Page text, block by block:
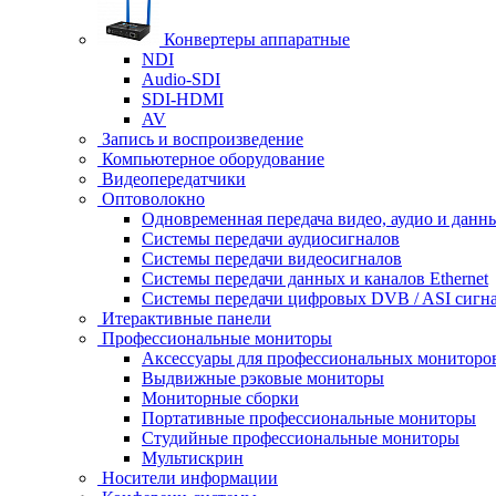
Конвертеры аппаратные
NDI
Audio-SDI
SDI-HDMI
AV
Запись и воспроизведение
Компьютерное оборудование
Видеопередатчики
Оптоволокно
Одновременная передача видео, аудио и
Системы передачи аудиосигналов
Системы передачи видеосигналов
Системы передачи данных и каналов Ethernet
Системы передачи цифровых DVB / ASI
Итерактивные панели
Профессиональные мониторы
Аксессуары для профессиональных
Выдвижные рэковые мониторы
Мониторные сборки
Портативные профессиональные мониторы
Студийные профессиональные мониторы
Мультискрин
Носители информации